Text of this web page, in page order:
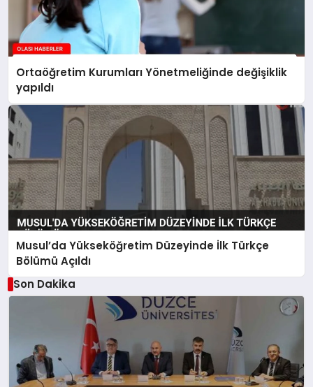
Ortaöğretim Kurumları Yönetmeliğinde değişiklik
yapıldı
Musul’da Yükseköğretim Düzeyinde İlk Türkçe
Bölümü Açıldı
Son Dakika